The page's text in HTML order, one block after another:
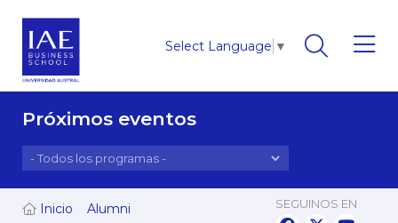
Select Language ▼
Próximos eventos
Inicio
Alumni
SEGUINOS EN